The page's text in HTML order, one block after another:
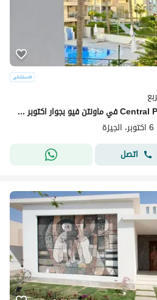
استلم اخر شقة فوري علي Central Park في ماونتن فيو بجوار اكتوبر بلازا سوديك امام City Walk و قصر الكبابجي
اتصل